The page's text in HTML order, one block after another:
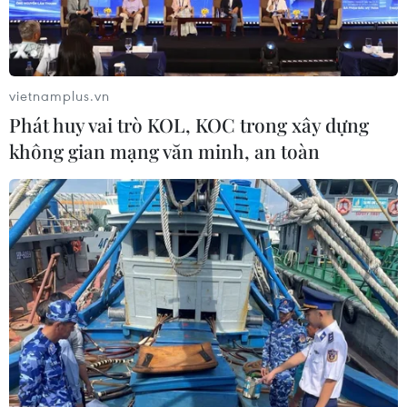
ASIAD 2023: Ấn tượng đêm khai mạc đậm
sắc xanh tại Hàng Châu
23/09/2023 14:42
vietnamplus.vn
Phát huy vai trò KOL, KOC trong xây dựng
không gian mạng văn minh, an toàn